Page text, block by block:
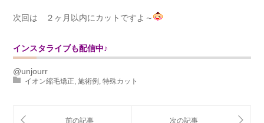
次回は ２ヶ月以内にカットですよ～
インスタライブも配信中♪
@unjourr
イオン縮毛矯正 施術例 特殊カット